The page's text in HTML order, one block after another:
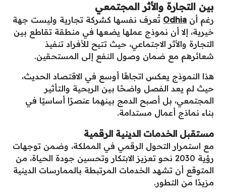
بين التجارة والأثر المجتمعي
رغم أن Odhia تُعرف نفسها كشركة تجارية وليست جهة
خيرية، إلا أن نموذج عملها يضعها في منطقة تقاطع بين
التجارة والأثر الاجتماعي، حيث تتيح للأفراد تنفيذ
شعائرهم مع ضمان وصول النفع إلى المستحقين.
هذا النموذج يعكس اتجاهًا أوسع في الاقتصاد الحديث،
حيث لم يعد الفصل واضحًا بين الربحية والتأثير
المجتمعي، بل أصبح الدمج بينهما عنصرًا أساسيًا في
بناء نماذج أعمال مستدامة.
مستقبل الخدمات الدينية الرقمية
مع استمرار التحول الرقمي في المملكة، وضمن توجهات
رؤية 2030 نحو تعزيز الابتكار وتحسين جودة الحياة، من
المتوقع أن تشهد الخدمات المرتبطة بالممارسات الدينية
مزيدًا من التطور.